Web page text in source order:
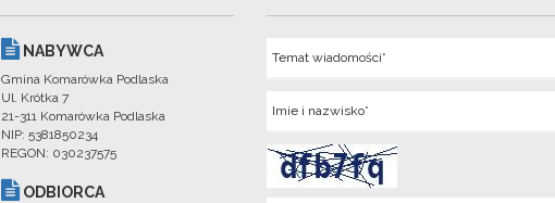
NABYWCA
Gmina Komarówka Podlaska
Ul. Krótka 7
21-311 Komarówka Podlaska
NIP: 5381850234
REGON: 030237575
ODBIORCA